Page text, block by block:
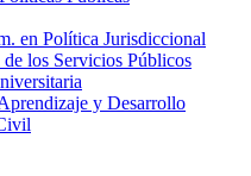
en Política Jurisdiccional
los Servicios Públicos
y Desarrollo